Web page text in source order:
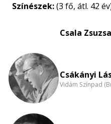
Színészek:(3 fő, átl. 42
Csala
Csákányi
Vidám Színpad